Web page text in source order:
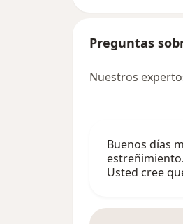
Preguntas
Nuestros
Buenos días
estreñimiento.
Usted cree